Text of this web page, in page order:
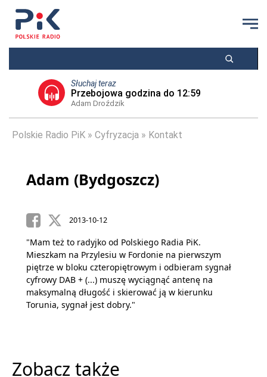
Słuchaj teraz
Przebojowa godzina do 12:59
Adam Droździk
Polskie Radio PiK Cyfryzacja Kontakt
Adam (Bydgoszcz)
2013-10-12
"Mam też to radyjko od Polskiego Radia PiK.
Mieszkam na Przylesiu w Fordonie na pierwszym
piętrze w bloku czteropiętrowym i odbieram sygnał
cyfrowy DAB + (...) muszę wyciągnąć antenę na
maksymalną długość i skierować ją w kierunku
Torunia, sygnał jest dobry."
Zobacz także